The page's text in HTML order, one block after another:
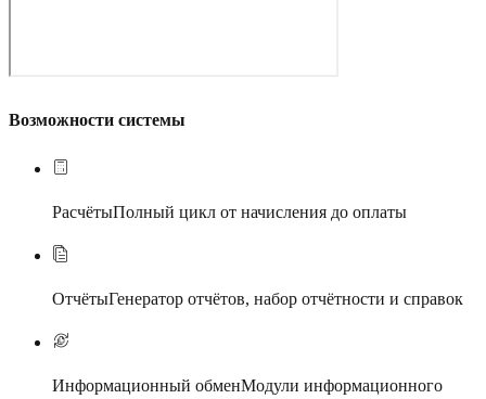
Возможности системы
РасчётыПолный цикл от начисления до оплаты
ОтчётыГенератор отчётов, набор отчётности и справок
Информационный обменМодули информационного